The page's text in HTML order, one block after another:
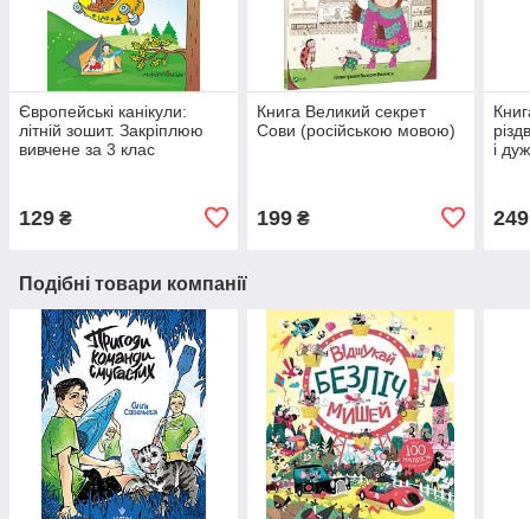
Європейські канікули:
літній зошит. Закріплюю
вивчене за 3 клас
129 ₴
Книга Великий секрет
Сови (російською мовою)
199₴
і
249
Подібні товари компанії